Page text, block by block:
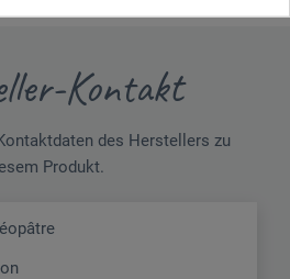
Kontakt
des Herstellers zu
Produkt.